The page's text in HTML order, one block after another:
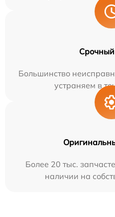
Большинство
устраняем в
Более 20 тыс.
наличии на